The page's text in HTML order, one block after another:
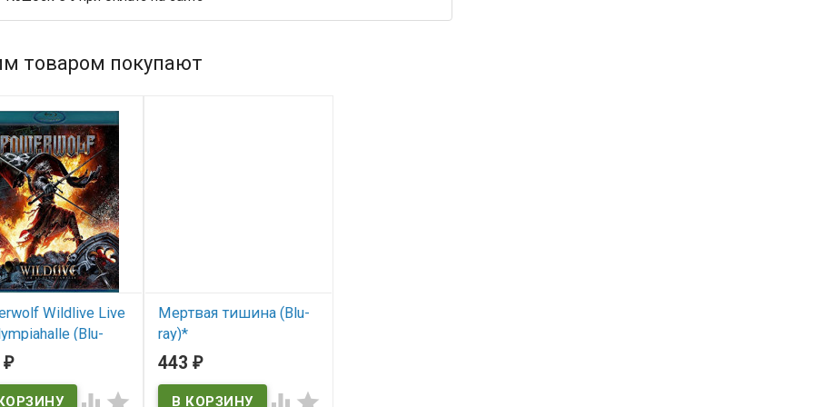
товаром покупают
Wildlive Live
(Blu-
₽
Мертвая тишина (Blu-
ray)*
В наличии
443₽